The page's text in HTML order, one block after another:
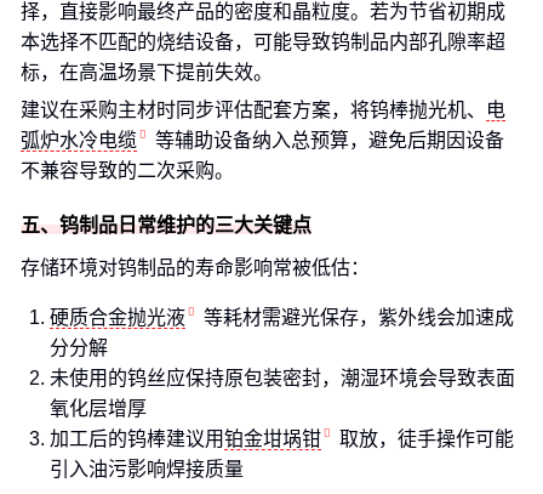
择，直接影响最终产品的密度和晶粒度。若为节省初期成
本选择不匹配的烧结设备，可能导致钨制品内部孔隙率超
标，在高温场景下提前失效。
建议在采购主材时同步评估配套方案，将钨棒抛光机、
电
弧炉水冷电缆
等辅助设备纳入总预算，避免后期因设备
不兼容导致的二次采购。
五、钨制品日常维护的三大关键点
存储环境对钨制品的寿命影响常被低估：
硬质合金抛光液
等耗材需避光保存，紫外线会加速成
分分解
未使用的钨丝应保持原包装密封，潮湿环境会导致表面
氧化层增厚
加工后的钨棒建议用铂金坩埚钳
取放，徒手操作可能
引入油污影响焊接质量